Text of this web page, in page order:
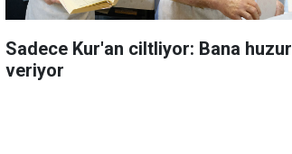
Sadece Kur'an ciltliyor: Bana huzur
veriyor